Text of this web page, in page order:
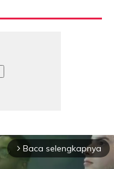
arrow_forward_ios Baca selengkapnya